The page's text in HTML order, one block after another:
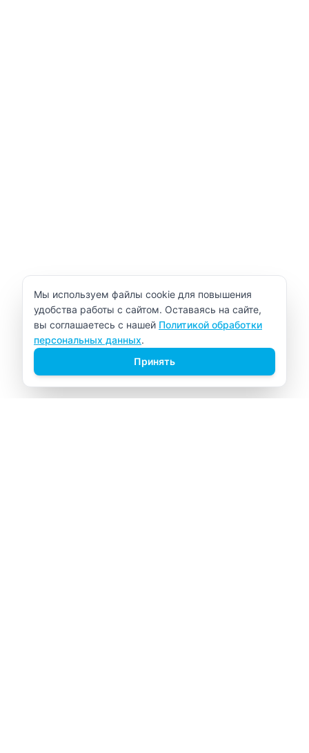
Уведомление об использовании cookie
Мы используем файлы cookie для повышения
удобства работы с сайтом. Оставаясь на сайте,
вы соглашаетесь с нашей Политикой обработки
персональных данных.
Принять